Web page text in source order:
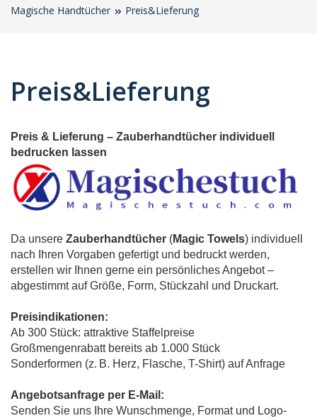
Magische Handtücher Preis&Lieferung
Preis&Lieferung
Preis & Lieferung – Zauberhandtücher individuell
bedrucken lassen
Da unsere Zauberhandtücher (Magic Towels) individuell
nach Ihren Vorgaben gefertigt und bedruckt werden,
erstellen wir Ihnen gerne ein persönliches Angebot –
abgestimmt auf Größe, Form, Stückzahl und Druckart.
Preisindikationen:
Ab 300 Stück: attraktive Staffelpreise
Großmengenrabatt bereits ab 1.000 Stück
Sonderformen (z. B. Herz, Flasche, T-Shirt) auf Anfrage
Angebotsanfrage per E-Mail:
Senden Sie uns Ihre Wunschmenge, Format und Logo-